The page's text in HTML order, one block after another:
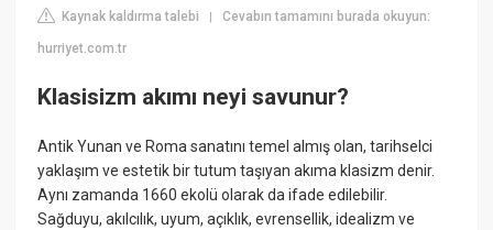
Kaynak kaldırma talebi |Cevabın tamamını burada okuyun:
hurriyet.com.tr
Klasisizm akımı neyi savunur?
Antik Yunan ve Roma sanatını temel almış olan, tarihselci
yaklaşım ve estetik bir tutum taşıyan akıma klasizm denir.
Aynı zamanda 1660 ekolü olarak da ifade edilebilir.
Sağduyu, akılcılık, uyum, açıklık, evrensellik, idealizm ve